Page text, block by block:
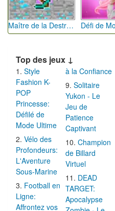
Maître de la Destruction: Fusion de Pioches
Top des jeux ↓
Style
Fashion K-
POP
Princesse:
Défilé de
Mode Ultime
Vélo des
Profondeurs:
L'Aventure
Sous-Marine
Football en
Ligne:
Affrontez vos
à la Confiance
Solitaire
Yukon - Le
Jeu de
Patience
Captivant
Champion
de Billard
Virtuel
DEAD
TARGET:
Apocalypse